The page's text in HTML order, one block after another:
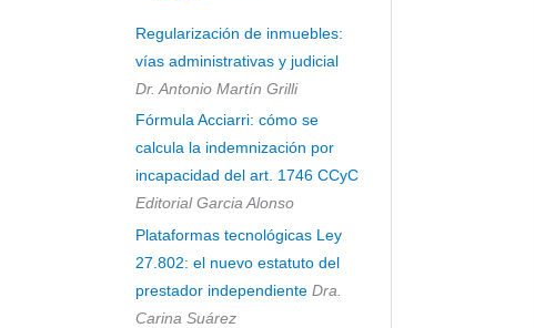
Regularización de inmuebles:
vías administrativas y judicial
Dr. Antonio Martín Grilli
Fórmula Acciarri: cómo se
calcula la indemnización por
incapacidad del art. 1746 CCyC
Editorial Garcia Alonso
Plataformas tecnológicas Ley
27.802: el nuevo estatuto del
prestador independiente Dra.
Carina Suárez